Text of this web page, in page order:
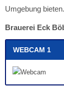
Umgebung bieten.
Brauerei Eck
WEBCAM 1